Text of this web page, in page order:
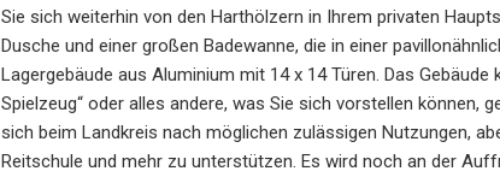
Sie sich weiterhin von den Harthölzern in Ihrem privaten
Dusche und einer großen Badewanne, die in einer
Lagergebäude aus Aluminium mit 14 x 14 Türen. Das
Spielzeug“ oder alles andere, was Sie sich vorstellen können,
sich beim Landkreis nach möglichen zulässigen Nutzungen,
Reitschule und mehr zu unterstützen. Es wird noch an der